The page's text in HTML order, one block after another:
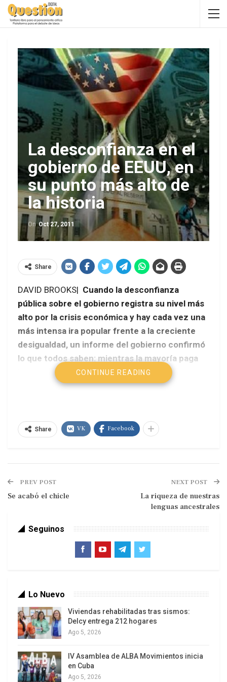
La desconfianza en el
gobierno de EEUU, en
su punto más alto de
la historia
OnOct 27, 2011
Share
DAVID BROOKS| Cuando la desconfianza
pública sobre el gobierno registra su nivel más
alto por la crisis económica y hay cada vez una
más intensa ira popular frente a la creciente
desigualdad, un informe del gobierno confirmó
lo que todos saben: mientras la mayoría paga
los costos de esta crisis los ricos se hicieron
mucho más ricos en las últimas tres
debate político en este país y una nueva
encuesta del New York Times y CBS News
más justa en este país, y la mayoría favorece
incrementar los impuestos a los millonarios.La
CONTINUE READING
Share VK Facebook
PREV POST
Se acabó el chicle
NEXT POST
La riqueza de nuestras
lenguas ancestrales
Seguinos
Lo Nuevo
Viviendas rehabilitadas tras sismos:
Delcy entrega 212 hogares
Ago 5, 2026
IV Asamblea de ALBA Movimientos inicia
en Cuba
Ago 5, 2026